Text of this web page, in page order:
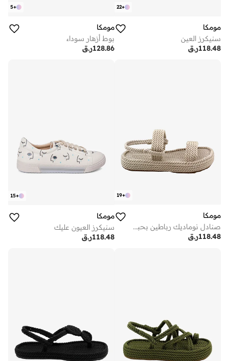
+
22
مومكا
سنيكرز العين
ر.ق118.48
+
5
مومكا
بوط أزهار سوداء
ر.ق128.86
+
19
مومكا
صنادل نوماديك رباطين بحبل أبيض عاجي
ر.ق118.48
+
15
مومكا
سنيكرز العيون عليك
ر.ق118.48